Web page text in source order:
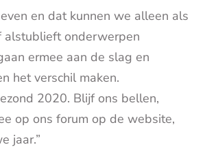
en dat kunnen we alleen als
alstublieft onderwerpen
ermee aan de slag en
het verschil maken.
2020. Blijf ons bellen,
op ons forum op de website,
jaar.”